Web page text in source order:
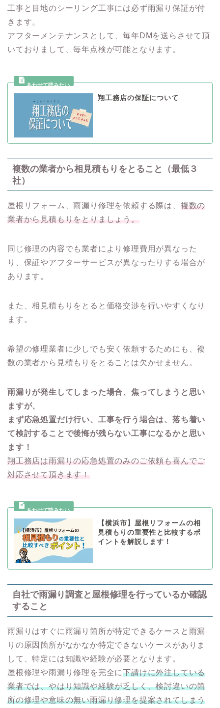
工事と目地のシーリング工事には必ず雨漏り保証が付
きます。
アフターメンテナンスとして、毎年DMを送らさせて頂
いておりまして、毎年点検が可能となります。
翔工務店の保証について
複数の業者から相見積もりをとること（最低３
社）
屋根リフォーム、雨漏り修理を依頼する際は、 複数の
業者から見積もりをとりましょう。
同じ修理の内容でも業者により修理費用が異なった
り、保証やアフターサービスが異なったりする場合が
あります。
また、相見積もりをとると価格交渉を行いやすくなり
ます。
希望の修理業者に少しでも安く依頼するためにも、複
数の業者から見積もりをとることは欠かせません。
雨漏りが発生してしまった場合、焦ってしまうと思い
ますが、
まず応急処置だけ行い、工事を行う場合は、落ち着い
て検討することで後悔が残らない工事になるかと思い
ます！
翔工務店は雨漏りの応急処置のみのご依頼も喜んでご
対応させて頂きます！
【横浜市】屋根リフォームの相
見積もりの重要性と比較するポ
イントを解説します！
自社で雨漏り調査と屋根修理を行っているか確認
すること
雨漏りはすぐに雨漏り箇所が特定できるケースと雨漏
りの原因箇所がなかなか特定できないケースがありま
して、特定には知識や経験が必要となります。
屋根修理や雨漏り修理を完全に下請けに外注している
業者では、やはり知識や経験が乏しく、検討違いの箇
所の修理や意味の無い雨漏り修理を提案されてしまう